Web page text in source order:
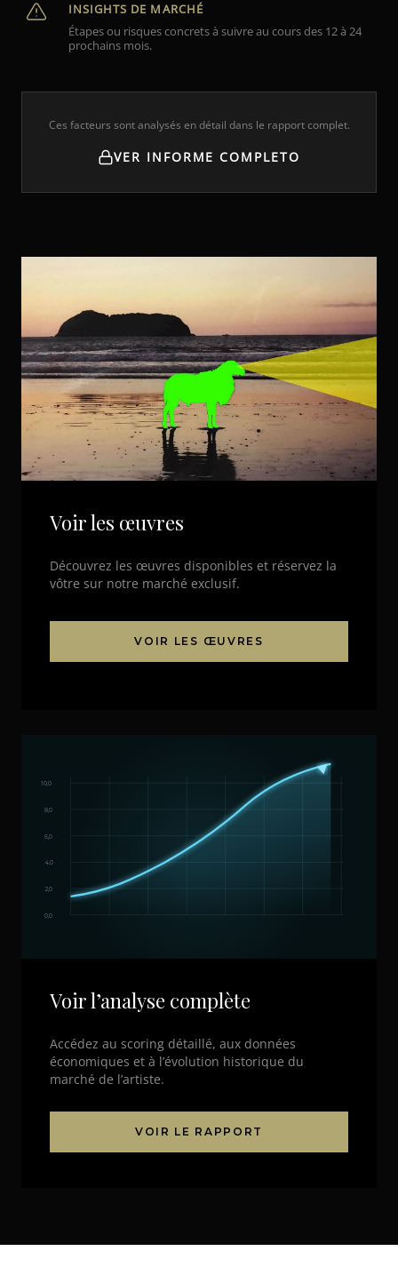
INSIGHTS DE MARCHÉ
Étapes ou risques concrets à suivre au cours des 12 à 24
prochains mois.
Ces facteurs sont analysés en détail dans le rapport complet.
VER INFORME COMPLETO
Voir les œuvres
Découvrez les œuvres disponibles et réservez la
vôtre sur notre marché exclusif.
VOIR LES ŒUVRES
0,0
2,0
4,0
6,0
8,0
10,0
Voir l’analyse complète
Accédez au scoring détaillé, aux données
économiques et à l’évolution historique du
marché de l’artiste.
VOIR LE RAPPORT